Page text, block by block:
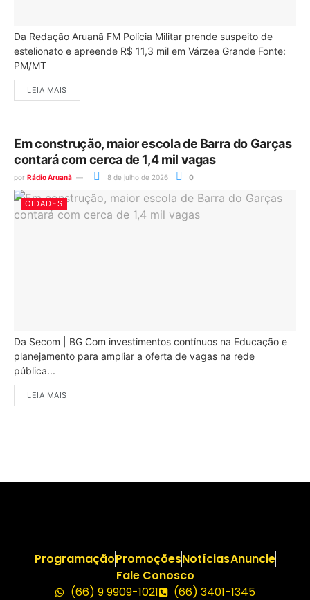
Da Redação Aruanã FM Polícia Militar prende suspeito de
estelionato e apreende R$ 11,3 mil em Várzea Grande Fonte:
PM/MT
LEIA MAIS
Em construção, maior escola de Barra do Garças
contará com cerca de 1,4 mil vagas
por Rádio Aruanã 8 de julho de 2026 0
CIDADES
Da Secom | BG Com investimentos contínuos na Educação e
planejamento para ampliar a oferta de vagas na rede
pública...
LEIA MAIS
ProgramaçãoPromoçõesNotíciasAnuncie
Fale Conosco
(66) 9 9909-1021
(66) 3401-1345